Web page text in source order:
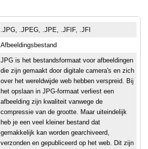
.JPG, .JPEG, .JPE, .JFIF, .JFI
Afbeeldingsbestand
JPG is het bestandsformaat voor afbeeldingen
die zijn gemaakt door digitale camera's en zich
over het wereldwijde web hebben verspreid. Bij
het opslaan in JPG-formaat verliest een
afbeelding zijn kwaliteit vanwege de
compressie van de grootte. Maar uiteindelijk
heb je een veel kleiner bestand dat
gemakkelijk kan worden gearchiveerd,
verzonden en gepubliceerd op het web. Dit zijn